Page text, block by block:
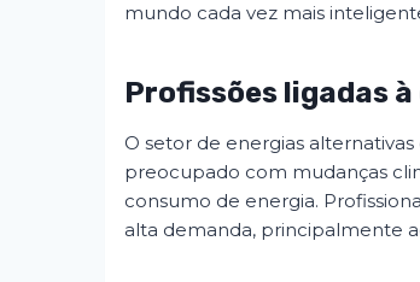
mundo cada vez mais
Profissões ligadas
O setor de energias
preocupado com mudanças
consumo de energia.
alta demanda, principalmente